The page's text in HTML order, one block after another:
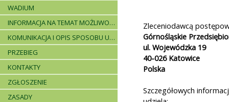
WADIUM
INFORMACJA NA TEMAT MOŻLIWOŚCI SKŁADANIA JEDNEJ OFERTY PRZEZ DWA LUB WIĘCEJ PODMIOTÓW ORAZ UCZESTNICTWA PODWYKONAWCÓW
KOMUNIKACJA I OPIS SPOSOBU UDZIELANIA WYJAŚNIEŃ
PRZEBIEG
KONTAKTY
ZGŁOSZENIE
ZASADY
Zleceniodawcą
Górnośląskie
ul. Wojewódzka 19
40-026 Katowice
Polska
Szczegółowych